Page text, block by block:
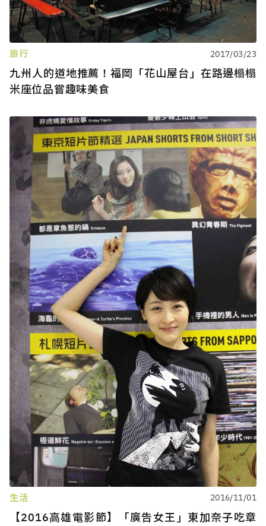
旅行 2017/03/23
九州人的道地推薦！福岡「花山屋台」在路邊榻榻
米座位品嘗趣味美食
生活 2016/11/01
【2016高雄電影節】「廣告女王」東加奈子吃章